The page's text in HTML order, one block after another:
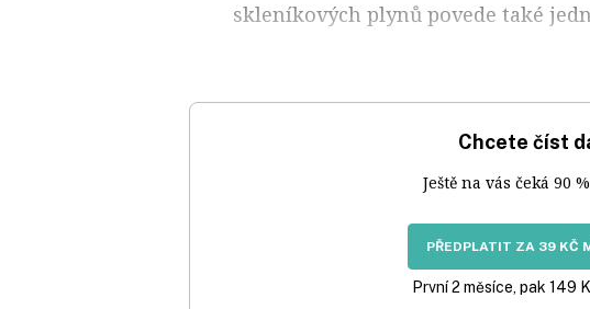
skleníkových plynů povede také
Chcete číst
Ještě na vás čeká 90
PŘEDPLATIT ZA 39 KČ
První 2 měsíce, pak 149